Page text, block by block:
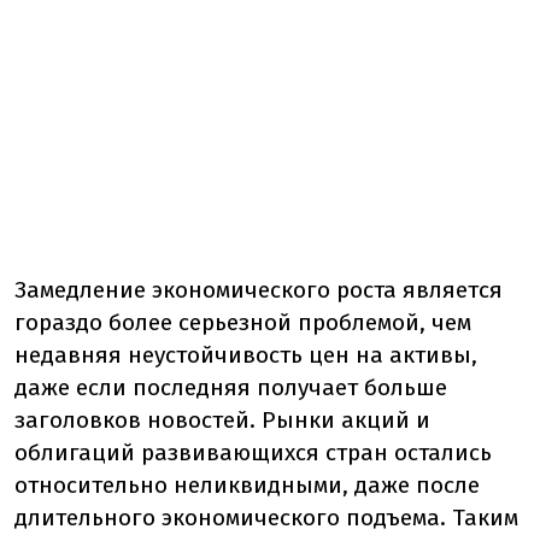
Замедление экономического роста является
гораздо более серьезной проблемой, чем
недавняя неустойчивость цен на активы,
даже если последняя получает больше
заголовков новостей. Рынки акций и
облигаций развивающихся стран остались
относительно неликвидными, даже после
длительного экономического подъема. Таким